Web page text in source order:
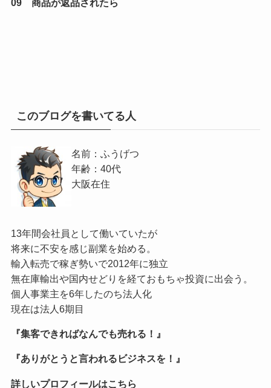
09 商品が返品されたら
このブログを書いてる人
名前：ふうげつ
年齢：40代
大阪在住
13年間会社員として働いていたが
将来に不安を感じ副業を始める。
輸入転売で稼ぎ勢いで2012年に独立
無在庫輸出や国内せどりを経ておもちゃ投資に出会う。
個人事業主を6年したのち法人化
現在は法人6期目
『集客できればなんでも売れる！』
『ありがとうと言われるビジネスを！』
詳しいプロフィールはこちら